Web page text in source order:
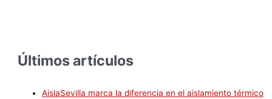
Últimos artículos
AislaSevilla marca la diferencia en el aislamiento térmico